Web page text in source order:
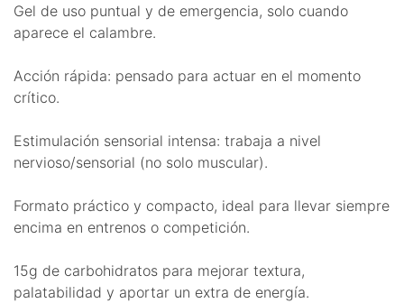
Gel de uso puntual y de emergencia, solo cuando
aparece el calambre.
Acción rápida: pensado para actuar en el momento
crítico.
Estimulación sensorial intensa: trabaja a nivel
nervioso/sensorial (no solo muscular).
Formato práctico y compacto, ideal para llevar siempre
encima en entrenos o competición.
15g de carbohidratos para mejorar textura,
palatabilidad y aportar un extra de energía.